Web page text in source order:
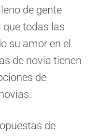
de gente
que todas las
su amor en el
de novia tienen
de
de